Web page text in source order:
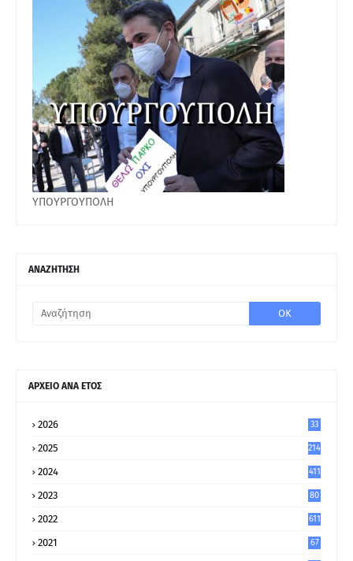
ΥΠΟΥΡΓΟΥΠΟΛΗ
ΑΝΑΖΗΤΗΣΗ
ΑΡΧΕΙΟ ΑΝΑ ΕΤΟΣ
2026 33
2025 214
2024 411
2023
80
2022 611
2021
67